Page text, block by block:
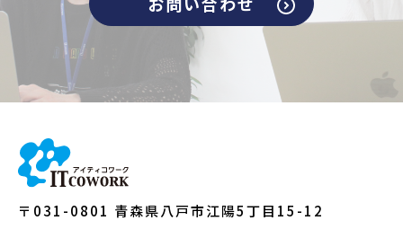
〒031-0801 青森県八戸市江陽5丁目15-12